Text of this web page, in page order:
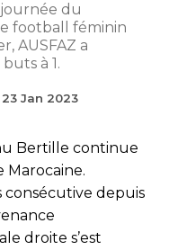
du
football féminin
AUSFAZ a
à 1.
23 Jan 2023
Bertille continue
Marocaine.
consécutive depuis
droite s’est